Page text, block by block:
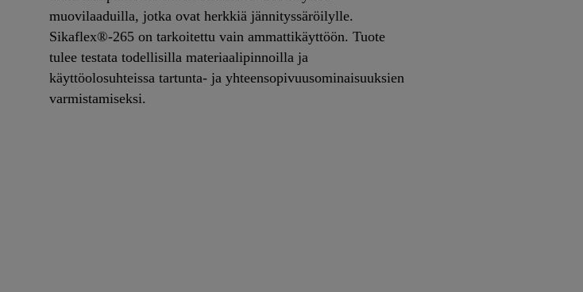
muovilaaduilla, jotka ovat herkkiä jännityssäröilylle.
Sikaflex®-265 on tarkoitettu vain ammattikäyttöön. Tuote
tulee testata todellisilla materiaalipinnoilla ja
käyttöolosuhteissa tartunta- ja yhteensopivuusominaisuuksien
varmistamiseksi.